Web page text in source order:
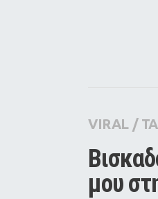
Pop
Agenda
VIRAL /
μου